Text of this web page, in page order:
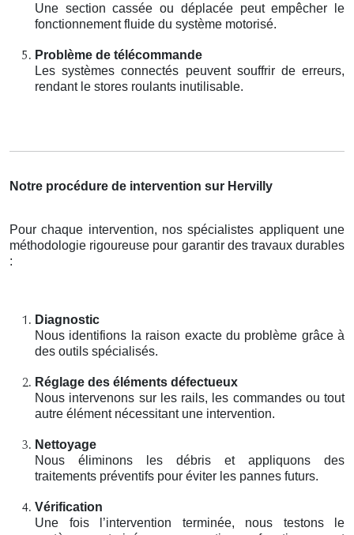
Une section cassée ou déplacée peut empêcher le
fonctionnement fluide du système motorisé.
Problème de télécommande
Les systèmes connectés peuvent souffrir de erreurs,
rendant le stores roulants inutilisable.
Notre procédure de intervention sur Hervilly
Pour chaque intervention, nos spécialistes appliquent une
méthodologie rigoureuse pour garantir des travaux durables
:
Diagnostic
Nous identifions la raison exacte du problème grâce à
des outils spécialisés.
Réglage des éléments défectueux
Nous intervenons sur les rails, les commandes ou tout
autre élément nécessitant une intervention.
Nettoyage
Nous éliminons les débris et appliquons des
traitements préventifs pour éviter les pannes futurs.
Vérification
Une fois l’intervention terminée, nous testons le